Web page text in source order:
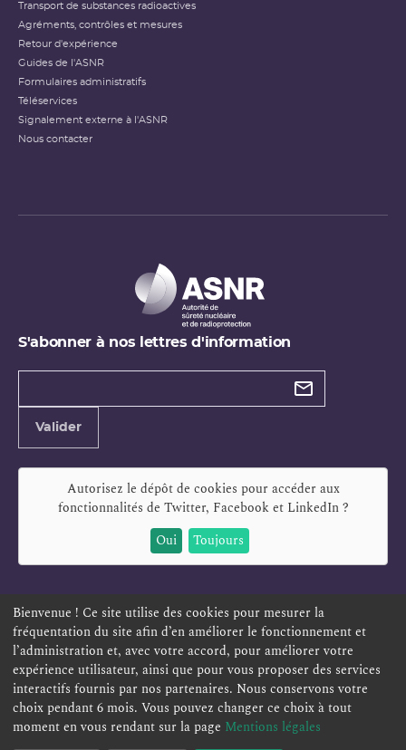
Transport de substances radioactives
Agréments, contrôles et mesures
Retour d'expérience
Guides de l'ASNR
Formulaires administratifs
Téléservices
Signalement externe à l'ASNR
Nous contacter
S'abonner à nos lettres d'information
Types de
Valider
Autorisez le dépôt de cookies pour accéder aux
fonctionnalités de Twitter, Facebook et LinkedIn?
Oui
Toujours
ESPACE PERSONNEL OFFRES D'EMPLOI SIGNALEMENT
TÉLÉSERVICES PLAN DU SITE
ACCESSIBILITÉ POLITIQUE DE CONFIDENTIALITÉ
MENTIONS LÉGALES CONTACT
Bienvenue ! Ce site utilise des cookies pour mesurer la
fréquentation du site afin d’en améliorer le fonctionnement et
l’administration et, avec votre accord, pour améliorer votre
expérience utilisateur, ainsi que pour vous proposer des services
interactifs fournis par nos partenaires. Nous conservons votre
choix pendant 6 mois. Vous pouvez changer ce choix à tout
moment en vous rendant sur la page Mentions légales